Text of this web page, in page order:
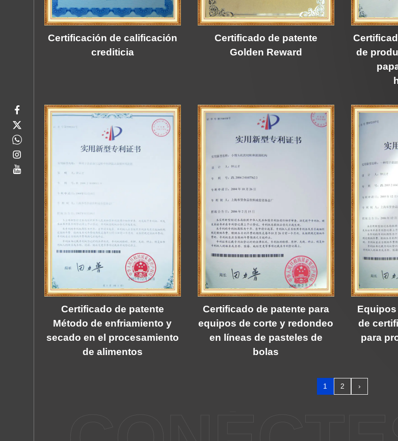
Certificación de calificación
crediticia
Certificado de patente
Golden Reward
de
Certificado de patente
Método de enfriamiento y
secado en el procesamiento
de alimentos
Certificado de patente para
equipos de corte y redondeo
en líneas de pasteles de
bolas
de
para
1 2 ›